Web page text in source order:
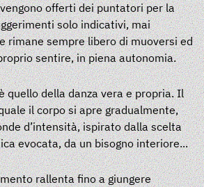
offerti dei puntatori per la
solo indicativi, mai
rimane sempre libero di muoversi ed
sentire, in piena autonomia.
quello della danza vera e propria. Il
il corpo si apre gradualmente,
d’intensità, ispirato dalla scelta
evocata, da un bisogno interiore...
rallenta fino a giungere